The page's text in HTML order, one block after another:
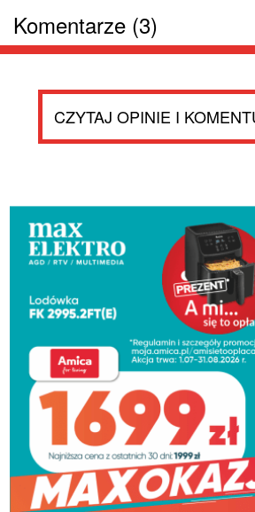
Komentarze (3)
CZYTAJ OPINIE I